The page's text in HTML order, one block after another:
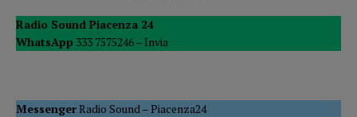
Radio Sound Piacenza 24
WhatsApp 333 7575246 – Invia
MessengerRadio Sound –Piacenza24